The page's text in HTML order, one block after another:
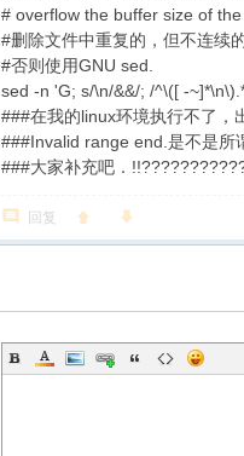
# overflow the buffer size of
#删除文件中重复的，但不连续
#否则使用GNU sed.
sed -n 'G; s/\n/&&/; /^\([ -
###在我的linux环境执行不了
###Invalid range end.是不是所
###大家补充吧．
回复